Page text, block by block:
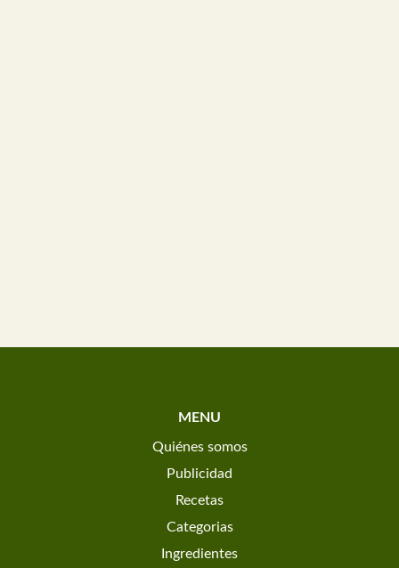
MENU
Quiénes somos
Publicidad
Recetas
Categorias
Ingredientes